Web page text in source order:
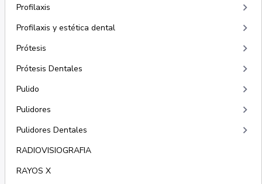
Profilaxis keyboard_arrow_right
Profilaxis y estética dental keyboard_arrow_right
Prótesis keyboard_arrow_right
Prótesis Dentales keyboard_arrow_right
Pulido keyboard_arrow_right
Pulidores keyboard_arrow_right
Pulidores Dentales keyboard_arrow_right
RADIOVISIOGRAFIA
RAYOS X